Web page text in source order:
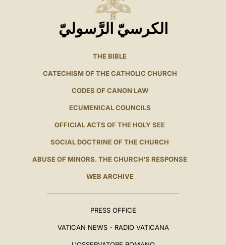
الكرسيّ الرَّسوليّ
THE BIBLE
CATECHISM OF THE CATHOLIC CHURCH
CODES OF CANON LAW
ECUMENICAL COUNCILS
OFFICIAL ACTS OF THE HOLY SEE
SOCIAL DOCTRINE OF THE CHURCH
ABUSE OF MINORS. THE CHURCH'S RESPONSE
WEB ARCHIVE
PRESS OFFICE
VATICAN NEWS - RADIO VATICANA